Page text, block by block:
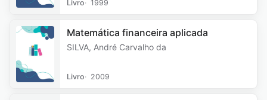
Livro 1999
Matemática financeira aplicada
SILVA, André Carvalho da
Livro 2009